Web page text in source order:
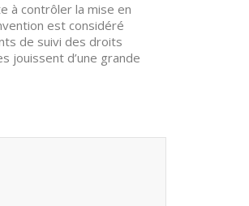
à contrôler la mise en
est considéré
de suivi des droits
jouissent d’une grande